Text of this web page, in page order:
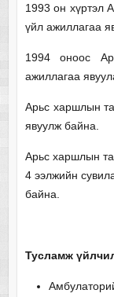
1993 он хүртэл
үйл ажиллагаа
1994 оноос
ажиллагаа
Арьс харшлын
явуулж байна.
Арьс харшлын
4 ээлжийн
байна.
Тусламж